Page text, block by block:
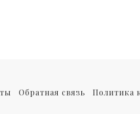
Обратная связь Политика